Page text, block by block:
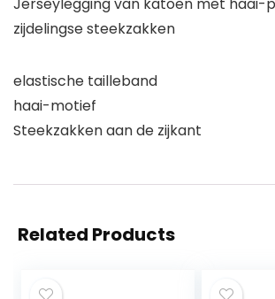
Jerseylegging van katoen met haai-
zijdelingse steekzakken
elastische tailleband
haai-motief
Steekzakken aan de zijkant
Related Products